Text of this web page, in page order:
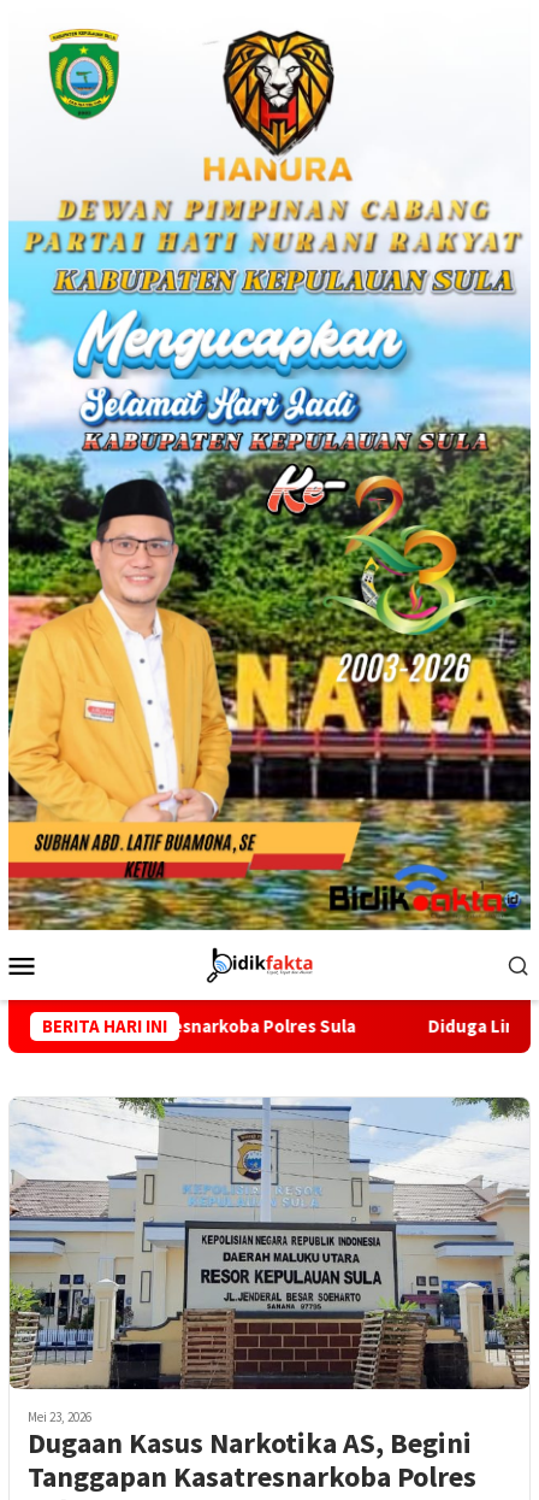
konten
Mobile
BERITA HARI INI
Polres Sula Diduga Lindungi Terduga Pelaku
Mei 23, 2026
Dugaan Kasus Narkotika AS, Begini
Tanggapan Kasatresnarkoba Polres